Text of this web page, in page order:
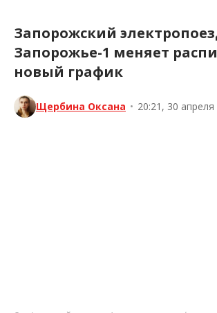
Запорожский
Запорожье-1 меняет
новый график
Щербина Оксана • 20:21, 30 апреля